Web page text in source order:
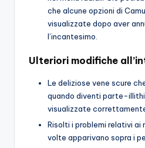
che alcune opzioni di
visualizzate dopo aver
l’incantesimo.
Ulteriori modifiche
Le deliziose vene scure
quando diventi parte-
visualizzate
Risolti i problemi relativi ai
volte apparivano sopra i